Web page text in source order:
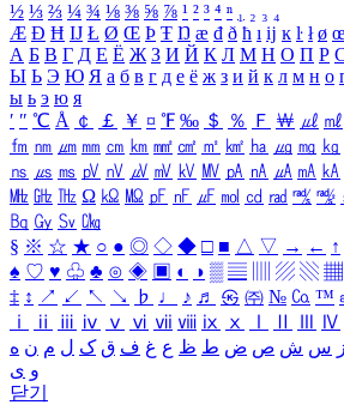
½ ⅓ ⅔ ¼ ¾ ⅛ ⅜ ⅝ ⅞ ¹ ² ³ ⁴ ⁿ ₁ ₂ ₃ ₄
Æ Ð Ħ Ĳ Ł Ø Œ Þ Ŧ Ŋ æ đ ð ħ ı ĳ ĸ ŀ ł ø œ
А Б В Г Д Е Ё Ж З И Й К Л М Н О П Р
Ы Ь Э Ю Я а б в г д е ё ж з и й к л м н о
ы ь э ю я
′ ″ ℃ Å ￠ ￡ ￥ ¤ ℉ ‰ ＄ ％ Ｆ ￦ ㎕ ㎖
㎙ ㎚ ㎛ ㎜ ㎝ ㎞ ㎟ ㎠ ㎡ ㎢ ㏊ ㎍ ㎎ ㎏
㎱ ㎲ ㎳ ㎴ ㎵ ㎶ ㎷ ㎸ ㎹ ㎀ ㎁ ㎂ ㎃ ㎄
㎒ ㎓ ㎔ Ω ㏀ ㏁ ㎊ ㎋ ㎌ ㏖ ㏅ ㎭ ㎮ ㎯
㏃ ㏉ ㏜ ㏆
§ ※ ☆ ★ ○ ● ◎ ◇ ◆ □ ■ △ ▽ → ← ↑
♠ ♡ ♥ ♧ ♣ ⊙ ◈ ▣ ◐ ◑ ▒ ▤ ▨ ▧ ▦
‡ ↕ ↗ ↙ ↖ ↘ ♭ ♩ ♪ ♬ ㉿ ㈜ № ㏇ ™
ⅰ
ⅱ ⅲ ⅳ ⅴ ⅵ ⅶ ⅷ ⅸ ⅹ Ⅳ
ز س ش ص ض ط ظ ع غ ف ق ک ل م ن ه
و ی
닫기